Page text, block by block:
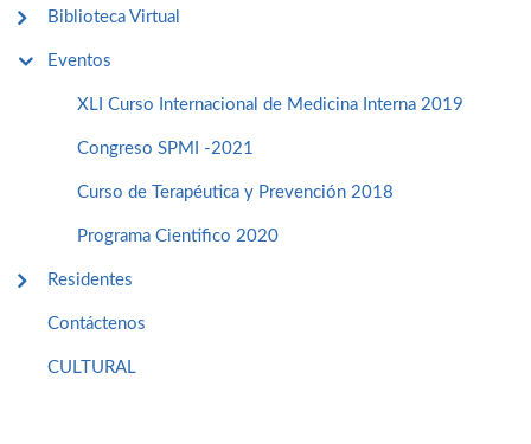
Biblioteca Virtual
Eventos
XLI Curso Internacional de Medicina Interna 2019
Congreso SPMI -2021
Curso de Terapéutica y Prevención 2018
Programa Cientifico 2020
Residentes
Contáctenos
CULTURAL